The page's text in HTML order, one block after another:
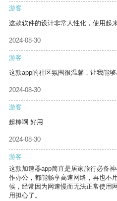
游客
这款软件的设计非常人性化，使用起
2024-08-30
游客
这款app的社区氛围很温馨，让我能够
2024-08-30
游客
超棒啊 好用
2024-08-30
游客
这款加速器app简直是居家旅行必备
作办公，都能畅享高速网络，再也不
候，经常因为网速慢而无法正常使用
用担心了。